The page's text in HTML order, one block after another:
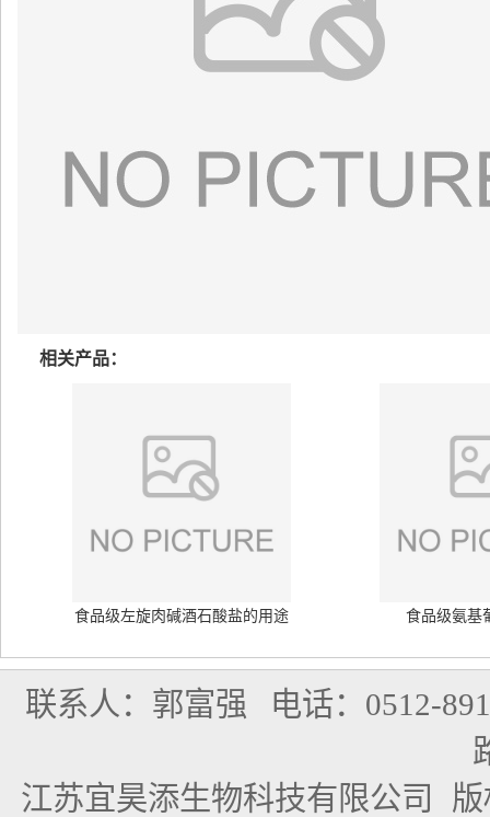
相关产品：
食品级左旋肉碱酒石酸盐的用途 食品级氨基
联系人：郭富强 电话：0512-
江苏宜昊添生物科技有限公司